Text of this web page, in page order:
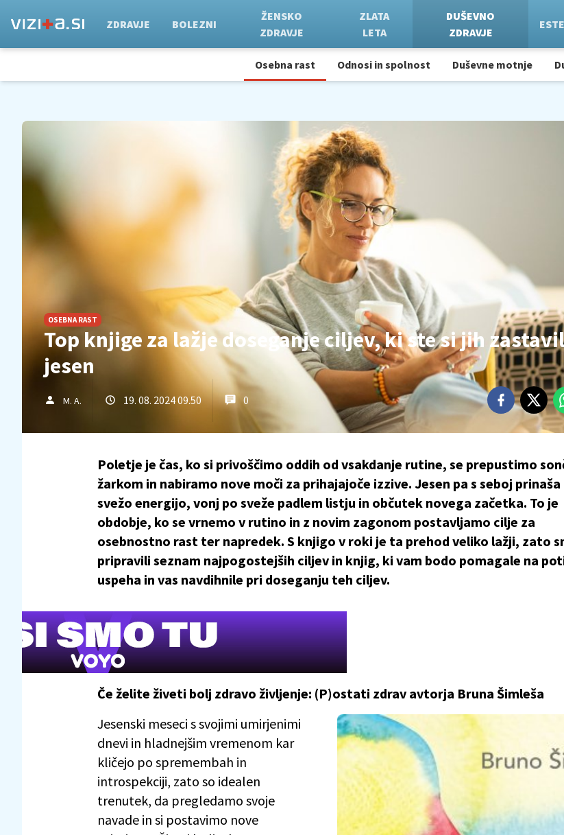
ZDRAVJE BOLEZNI
ŽENSKO
ZDRAVJE
ZLATA
LETA
DUŠEVNO
ZDRAVJE
Osebna rast Odnosi in spolnost Duševne motnje
OSEBNA RAST
Top knjige za lažje doseganje ciljev, ki ste si jih
jesen
M. A. 19. 08. 2024 09.50 0
Poletje je čas, ko si privoščimo oddih od vsakdanje rutine, se prepustimo
žarkom in nabiramo nove moči za prihajajoče izzive. Jesen pa s seboj prinaša
svežo energijo, vonj po sveže padlem listju in občutek novega začetka. To je
obdobje, ko se vrnemo v rutino in z novim zagonom postavljamo cilje za
osebnostno rast ter napredek. S knjigo v roki je ta prehod veliko lažji, zato
pripravili seznam najpogostejših ciljev in knjig, ki vam bodo pomagale na
uspeha in vas navdihnile pri doseganju teh ciljev.
Če želite živeti bolj zdravo življenje: (P)ostati zdrav avtorja Bruna Šimleša
Jesenski meseci s svojimi umirjenimi
dnevi in hladnejšim vremenom kar
kličejo po spremembah in
introspekciji, zato so idealen
trenutek, da pregledamo svoje
navade in si postavimo nove